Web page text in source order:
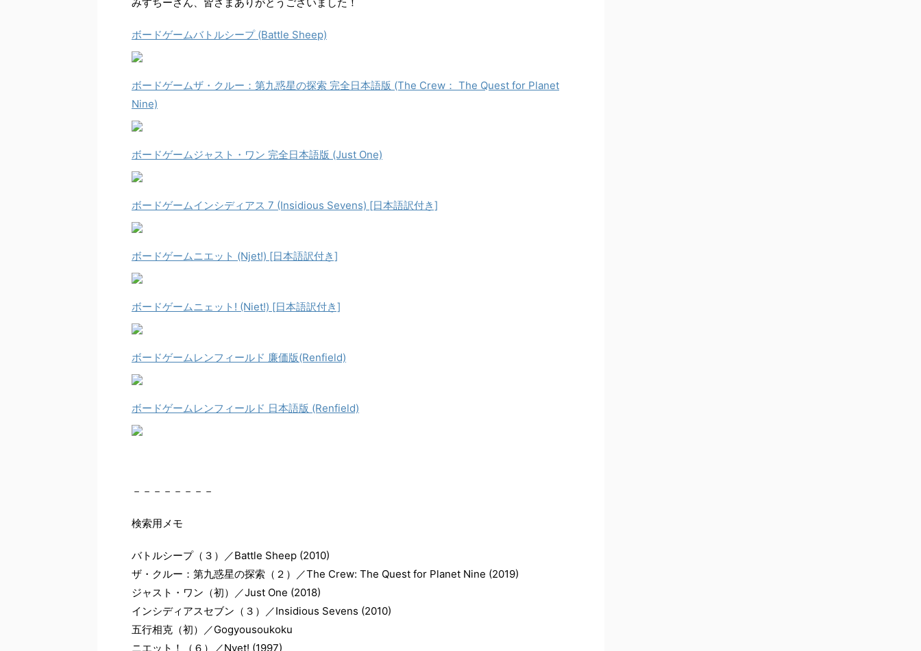
ボードゲームバトルシープ (Battle Sheep)
ボードゲームザ・クルー：第九惑星の探索 完全日本語版 (The Crew： The Quest for Planet
Nine)
ボードゲームジャスト・ワン 完全日本語版 (Just One)
ボードゲームインシディアス 7 (Insidious Sevens) [日本語訳付き]
ボードゲームニエット (Njet!) [日本語訳付き]
ボードゲームニェット! (Niet!) [日本語訳付き]
ボードゲームレンフィールド 廉価版(Renfield)
ボードゲームレンフィールド 日本語版 (Renfield)
－－－－－－－－
検索用メモ
バトルシープ（３）／Battle Sheep (2010)
ザ・クルー：第九惑星の探索（２）／The Crew: The Quest for Planet Nine (2019)
ジャスト・ワン（初）／Just One (2018)
インシディアスセブン（３）／Insidious Sevens (2010)
五行相克（初）／Gogyousoukoku
ニエット！（６）／Nyet! (1997)